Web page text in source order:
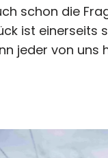
schon die
ist einerseits
jeder von uns